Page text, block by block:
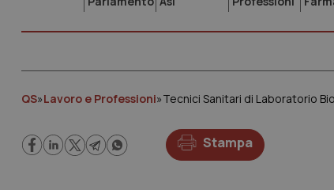
QS»Lavoro e Professioni»Tecnici Sanitari di Laboratorio
Stampa